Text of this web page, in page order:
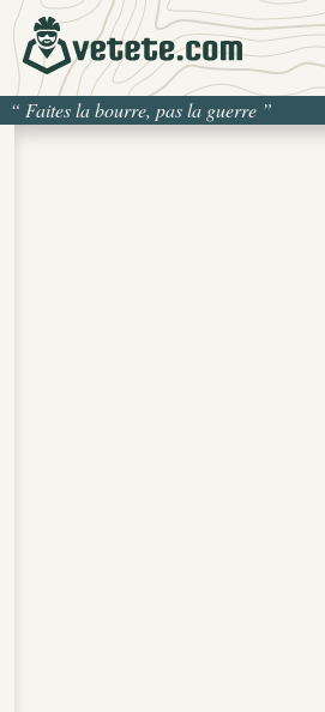
“ Faites la bourre, pas la guerre ”